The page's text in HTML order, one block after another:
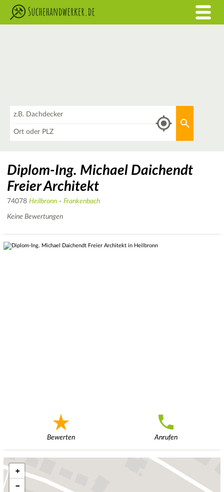
Diplom-Ing. Michael Daichendt
Freier Architekt
74078 Heilbronn - Frankenbach
Keine Bewertungen
Bewerten Anrufen
+
−